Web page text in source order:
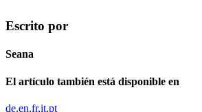
Escrito por
Seana
El artículo también está disponible en
de en fr it pt